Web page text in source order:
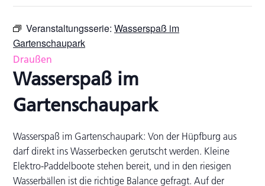
Veranstaltungsserie: Wasserspaß im
Gartenschaupark
Draußen
Wasserspaß im
Gartenschaupark
Wasserspaß im Gartenschaupark: Von der Hüpfburg aus
darf direkt ins Wasserbecken gerutscht werden. Kleine
Elektro-Paddelboote stehen bereit, und in den riesigen
Wasserbällen ist die richtige Balance gefragt. Auf der